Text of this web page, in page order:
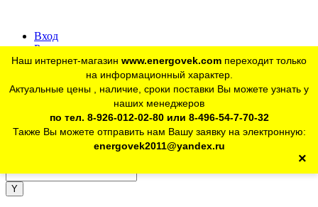
Вход
Регистрация
Для юр. лиц:+7 (926) 012-02-80
telegram Розничный магазин:+7 (925) 902-46-10
Наш интернет-магазин www.energovek.com переходит только
на информационный характер.
Актуальные цены , наличие, сроки поставки Вы можете узнать у
наших менеджеров
по тел. 8-926-012-02-80 или 8-496-54-7-70-32
Также Вы можете отправить нам Вашу заявку на электронную:
energovek2011@yandex.ru
×